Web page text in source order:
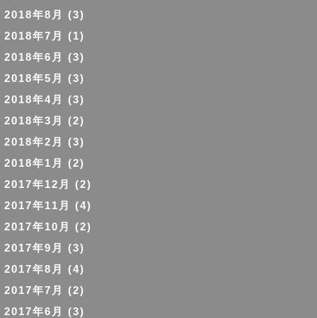
2018年8月
(3)
2018年7月
(1)
2018年6月
(3)
2018年5月
(3)
2018年4月
(3)
2018年3月
(2)
2018年2月
(3)
2018年1月
(2)
2017年12月
(2)
2017年11月
(4)
2017年10月
(2)
2017年9月
(3)
2017年8月
(4)
2017年7月
(2)
2017年6月
(3)